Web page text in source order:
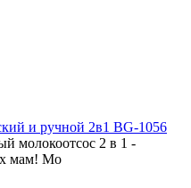
и ручной 2в1 BG-1056
молокоотсос 2 в 1 -
мам! Мо